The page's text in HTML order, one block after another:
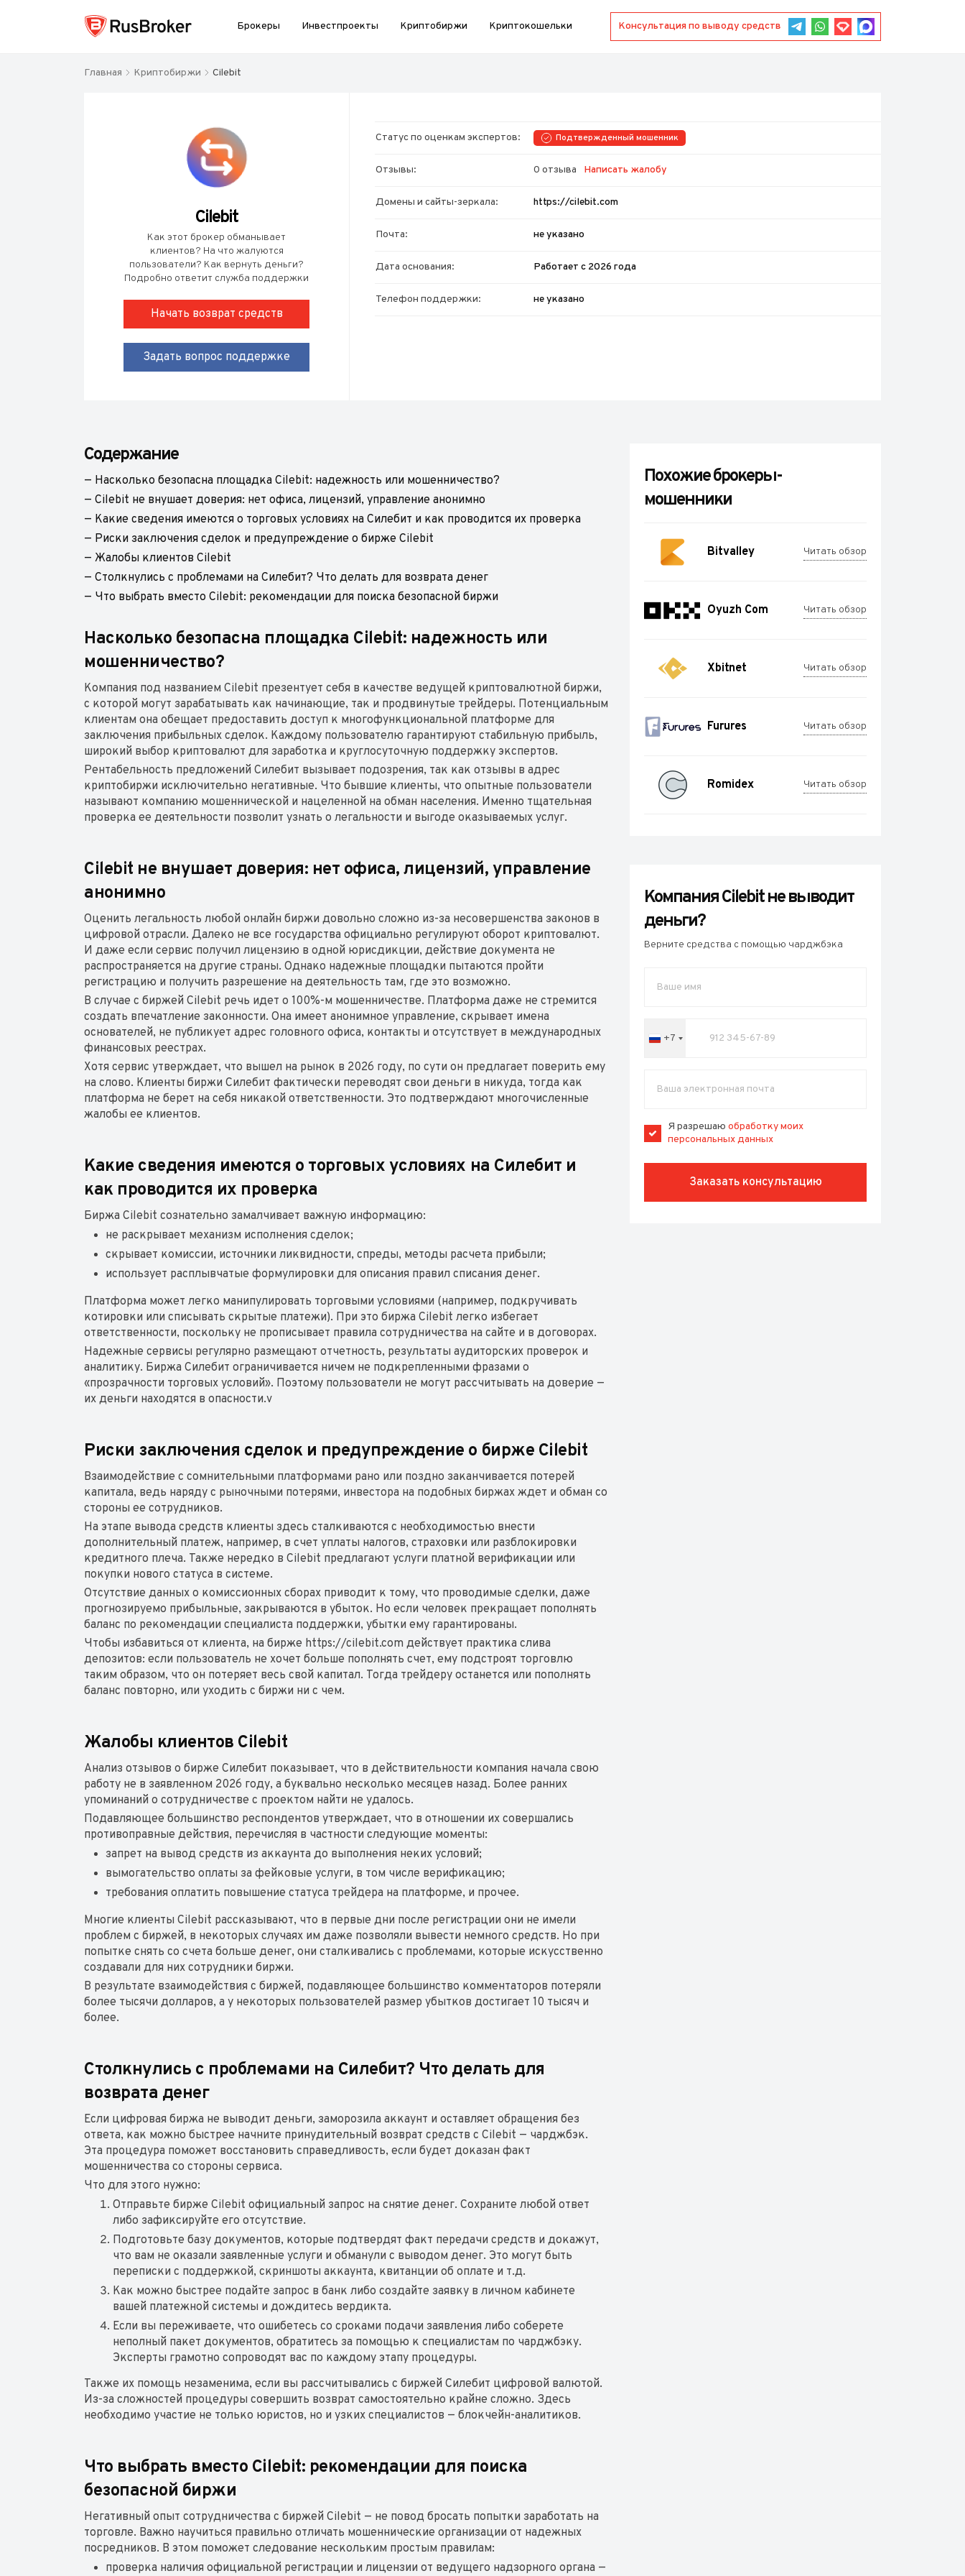
Брокеры Инвестпроекты Криптобиржи Криптокошельки Консультация по выводу средств
Главная Криптобиржи Cilebit
Cilebit
Как этот брокер обманывает
клиентов? На что жалуются
пользователи? Как вернуть деньги?
Подробно ответит служба поддержки
Начать возврат средств
Задать вопрос поддержке
Статус по оценкам экспертов: Подтвержденный мошенник
Отзывы: 0 отзыва Написать жалобу
Домены и сайты-зеркала: https://cilebit.com
Почта: не указано
Дата основания: Работает с 2026 года
Телефон поддержки: не указано
Содержание
— Насколько безопасна площадка Cilebit: надежность или мошенничество?
— Cilebit не внушает доверия: нет офиса, лицензий, управление анонимно
— Какие сведения имеются о торговых условиях на Силебит и как проводится их проверка
— Риски заключения сделок и предупреждение о бирже Cilebit
— Жалобы клиентов Cilebit
— Столкнулись с проблемами на Силебит? Что делать для возврата денег
— Что выбрать вместо Cilebit: рекомендации для поиска безопасной биржи
Насколько безопасна площадка Cilebit: надежность или
мошенничество?
Компания под названием Cilebit презентует себя в качестве ведущей криптовалютной биржи,
с которой могут зарабатывать как начинающие, так и продвинутые трейдеры. Потенциальным
клиентам она обещает предоставить доступ к многофункциональной платформе для
заключения прибыльных сделок. Каждому пользователю гарантируют стабильную прибыль,
широкий выбор криптовалют для заработка и круглосуточную поддержку экспертов.
Рентабельность предложений Силебит вызывает подозрения, так как отзывы в адрес
криптобиржи исключительно негативные. Что бывшие клиенты, что опытные пользователи
называют компанию мошеннической и нацеленной на обман населения. Именно тщательная
проверка ее деятельности позволит узнать о легальности и выгоде оказываемых услуг.
Cilebit не внушает доверия: нет офиса, лицензий, управление
анонимно
Оценить легальность любой онлайн биржи довольно сложно из-за несовершенства законов в
цифровой отрасли. Далеко не все государства официально регулируют оборот криптовалют.
И даже если сервис получил лицензию в одной юрисдикции, действие документа не
распространяется на другие страны. Однако надежные площадки пытаются пройти
регистрацию и получить разрешение на деятельность там, где это возможно.
В случае с биржей Cilebit речь идет о 100%-м мошенничестве. Платформа даже не стремится
создать впечатление законности. Она имеет анонимное управление, скрывает имена
основателей, не публикует адрес головного офиса, контакты и отсутствует в международных
финансовых реестрах.
Хотя сервис утверждает, что вышел на рынок в 2026 году, по сути он предлагает поверить ему
на слово. Клиенты биржи Силебит фактически переводят свои деньги в никуда, тогда как
платформа не берет на себя никакой ответственности. Это подтверждают многочисленные
жалобы ее клиентов.
Какие сведения имеются о торговых условиях на Силебит и
как проводится их проверка
Биржа Cilebit сознательно замалчивает важную информацию:
не раскрывает механизм исполнения сделок;
скрывает комиссии, источники ликвидности, спреды, методы расчета прибыли;
использует расплывчатые формулировки для описания правил списания денег.
Платформа может легко манипулировать торговыми условиями (например, подкручивать
котировки или списывать скрытые платежи). При это биржа Cilebit легко избегает
ответственности, поскольку не прописывает правила сотрудничества на сайте и в договорах.
Надежные сервисы регулярно размещают отчетность, результаты аудиторских проверок и
аналитику. Биржа Силебит ограничивается ничем не подкрепленными фразами о
«прозрачности торговых условий». Поэтому пользователи не могут рассчитывать на доверие —
их деньги находятся в опасности.v
Риски заключения сделок и предупреждение о бирже Cilebit
Взаимодействие с сомнительными платформами рано или поздно заканчивается потерей
капитала, ведь наряду с рыночными потерями, инвестора на подобных биржах ждет и обман со
стороны ее сотрудников.
На этапе вывода средств клиенты здесь сталкиваются с необходимостью внести
дополнительный платеж, например, в счет уплаты налогов, страховки или разблокировки
кредитного плеча. Также нередко в Cilebit предлагают услуги платной верификации или
покупки нового статуса в системе.
Отсутствие данных о комиссионных сборах приводит к тому, что проводимые сделки, даже
прогнозируемо прибыльные, закрываются в убыток. Но если человек прекращает пополнять
баланс по рекомендации специалиста поддержки, убытки ему гарантированы.
Чтобы избавиться от клиента, на бирже https://cilebit.com действует практика слива
депозитов: если пользователь не хочет больше пополнять счет, ему подстроят торговлю
таким образом, что он потеряет весь свой капитал. Тогда трейдеру останется или пополнять
баланс повторно, или уходить с биржи ни с чем.
Жалобы клиентов Cilebit
Анализ отзывов о бирже Силебит показывает, что в действительности компания начала свою
работу не в заявленном 2026 году, а буквально несколько месяцев назад. Более ранних
упоминаний о сотрудничестве с проектом найти не удалось.
Подавляющее большинство респондентов утверждает, что в отношении их совершались
противоправные действия, перечисляя в частности следующие моменты:
запрет на вывод средств из аккаунта до выполнения неких условий;
вымогательство оплаты за фейковые услуги, в том числе верификацию;
требования оплатить повышение статуса трейдера на платформе, и прочее.
Многие клиенты Cilebit рассказывают, что в первые дни после регистрации они не имели
проблем с биржей, в некоторых случаях им даже позволяли вывести немного средств. Но при
попытке снять со счета больше денег, они сталкивались с проблемами, которые искусственно
создавали для них сотрудники биржи.
В результате взаимодействия с биржей, подавляющее большинство комментаторов потеряли
более тысячи долларов, а у некоторых пользователей размер убытков достигает 10 тысяч и
более.
Столкнулись с проблемами на Силебит? Что делать для
возврата денег
Если цифровая биржа не выводит деньги, заморозила аккаунт и оставляет обращения без
ответа, как можно быстрее начните принудительный возврат средств с Cilebit — чарджбэк.
Эта процедура поможет восстановить справедливость, если будет доказан факт
мошенничества со стороны сервиса.
Что для этого нужно:
Отправьте бирже Cilebit официальный запрос на снятие денег. Сохраните любой ответ
либо зафиксируйте его отсутствие.
Подготовьте базу документов, которые подтвердят факт передачи средств и докажут,
что вам не оказали заявленные услуги и обманули с выводом денег. Это могут быть
переписки с поддержкой, скриншоты аккаунта, квитанции об оплате и т.д.
Как можно быстрее подайте запрос в банк либо создайте заявку в личном кабинете
вашей платежной системы и дождитесь вердикта.
Если вы переживаете, что ошибетесь со сроками подачи заявления либо соберете
неполный пакет документов, обратитесь за помощью к специалистам по чарджбэку.
Эксперты грамотно сопроводят вас по каждому этапу процедуры.
Также их помощь незаменима, если вы рассчитывались с биржей Силебит цифровой валютой.
Из-за сложностей процедуры совершить возврат самостоятельно крайне сложно. Здесь
необходимо участие не только юристов, но и узких специалистов — блокчейн-аналитиков.
Что выбрать вместо Cilebit: рекомендации для поиска
безопасной биржи
Негативный опыт сотрудничества с биржей Cilebit — не повод бросать попытки заработать на
торговле. Важно научиться правильно отличать мошеннические организации от надежных
посредников. В этом поможет следование нескольким простым правилам:
проверка наличия официальной регистрации и лицензии от ведущего надзорного органа —
Похожие брокеры-
мошенники
Bitvalley Читать обзор
Oyuzh Com Читать обзор
Xbitnet Читать обзор
Furures Читать обзор
Romidex Читать обзор
Компания Cilebit не выводит
деньги?
Верните средства с помощью чарджбэка
Russia
+7
Я разрешаю обработку моих
персональных данных
Заказать консультацию